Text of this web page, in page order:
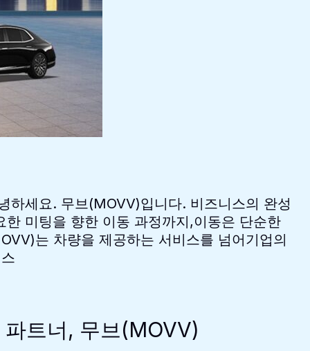
하세요. 무브(MOVV)입니다. 비즈니스의 완성
미팅을 향한 이동 과정까지,이동은 단순한
는 차량을 제공하는 서비스를 넘어기업의
트너, 무브(MOVV)